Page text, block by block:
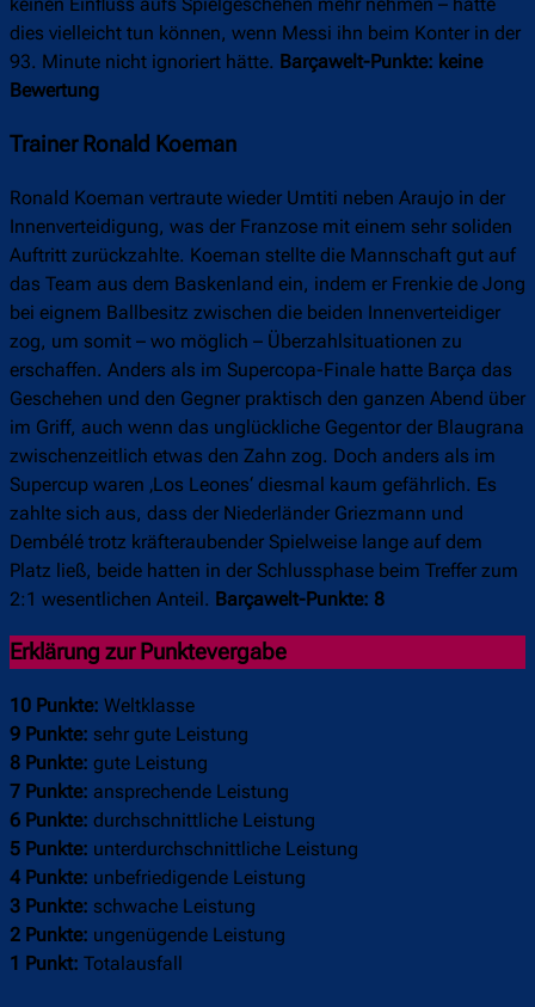
dies vielleicht tun können, wenn Messi ihn beim Konter in der
93. Minute nicht ignoriert hätte. Barçawelt-Punkte: keine
Bewertung
Trainer Ronald Koeman
Ronald Koeman vertraute wieder Umtiti neben Araujo in der
Innenverteidigung, was der Franzose mit einem sehr soliden
Auftritt zurückzahlte. Koeman stellte die Mannschaft gut auf
das Team aus dem Baskenland ein, indem er Frenkie de Jong
bei eignem Ballbesitz zwischen die beiden Innenverteidiger
zog, um somit – wo möglich – Überzahlsituationen zu
erschaffen. Anders als im Supercopa-Finale hatte Barça das
Geschehen und den Gegner praktisch den ganzen Abend über
im Griff, auch wenn das unglückliche Gegentor der Blaugrana
zwischenzeitlich etwas den Zahn zog. Doch anders als im
Supercup waren ‚Los Leones‘ diesmal kaum gefährlich. Es
zahlte sich aus, dass der Niederländer Griezmann und
Dembélé trotz kräfteraubender Spielweise lange auf dem
Platz ließ, beide hatten in der Schlussphase beim Treffer zum
2:1 wesentlichen Anteil. Barçawelt-Punkte: 8
Erklärung zur Punktevergabe
10 Punkte: Weltklasse
9 Punkte: sehr gute Leistung
8 Punkte: gute Leistung
7 Punkte: ansprechende Leistung
6 Punkte: durchschnittliche Leistung
5 Punkte: unterdurchschnittliche Leistung
4 Punkte: unbefriedigende Leistung
3 Punkte: schwache Leistung
2 Punkte: ungenügende Leistung
1 Punkt: Totalausfall